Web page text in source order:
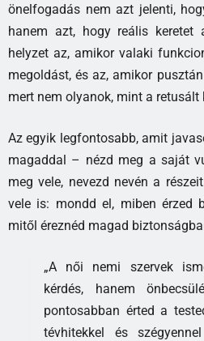
önelfogadás nem azt jelenti,
hanem azt, hogy reális keretet
helyzet az, amikor valaki
megoldást, és az, amikor
mert nem olyanok, mint a retusált
Az egyik legfontosabb, amit
magaddal – nézd meg a saját
meg vele, nevezd nevén a
vele is: mondd el, miben érzed
mitől éreznéd magad
„A női nemi szervek
kérdés, hanem
pontosabban érted a
tévhitekkel és